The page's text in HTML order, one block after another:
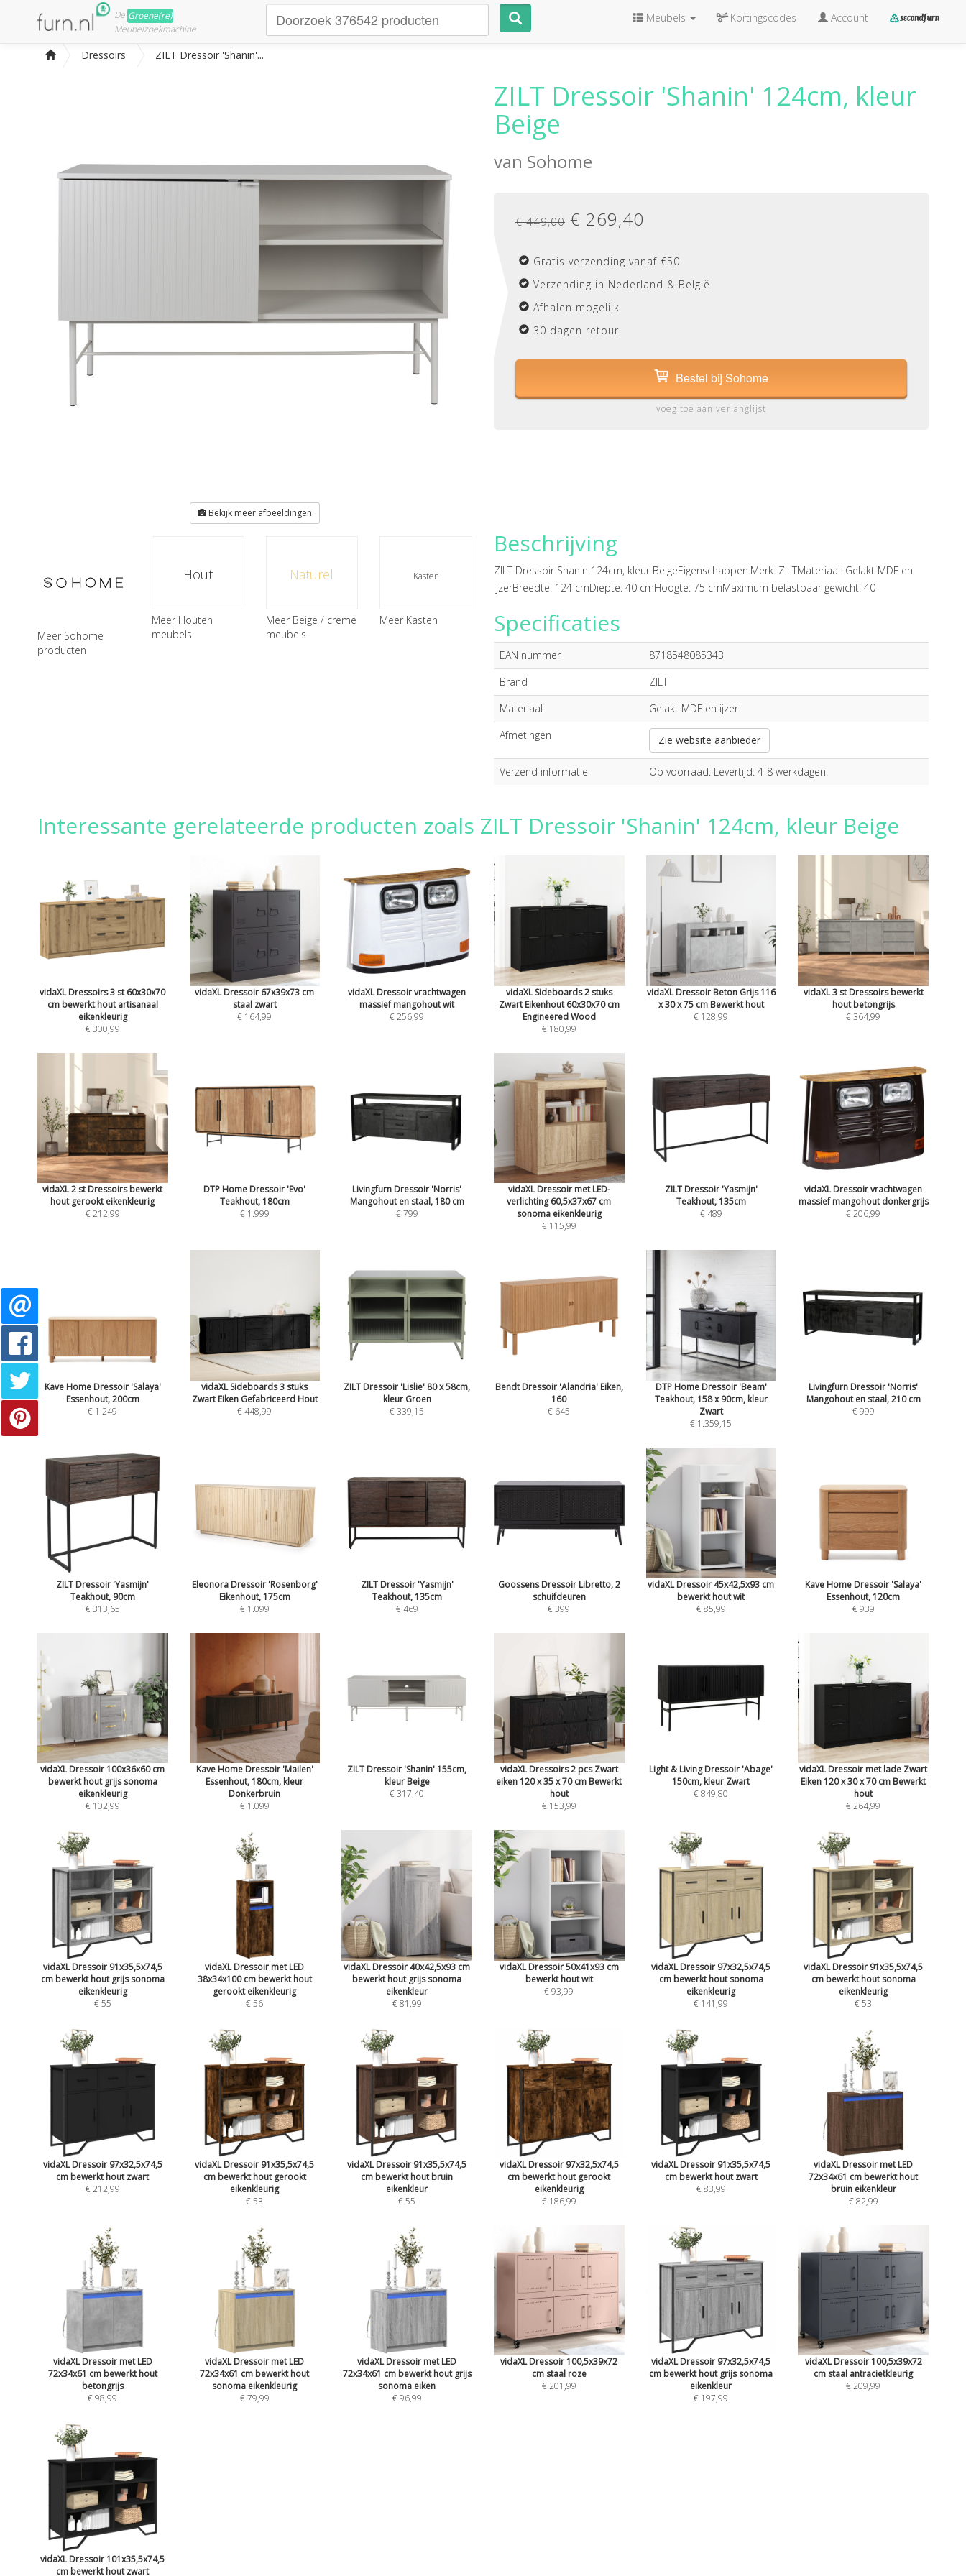
De Groene(re)
Meubelzoekmachine
Meubels Kortingscodes Account
Dressoirs ZILT Dressoir 'Shanin'...
Bekijk meer afbeeldingen
ZILT Dressoir 'Shanin' 124cm, kleur
Beige
van Sohome
€ 449,00 € 269,40
Gratis verzending vanaf €50
Verzending in Nederland & België
Afhalen mogelijk
30 dagen retour
Bestel bij Sohome
voeg toe aan verlanglijst
Meer Sohome
producten
Hout
Meer Houten
meubels
Naturel
Meer Beige / creme
meubels
Kasten
Meer Kasten
Beschrijving
ZILT Dressoir Shanin 124cm, kleur BeigeEigenschappen:Merk: ZILTMateriaal: Gelakt MDF en
ijzerBreedte: 124 cmDiepte: 40 cmHoogte: 75 cmMaximum belastbaar gewicht: 40
Specificaties
EAN nummer
8718548085343
Brand
ZILT
Materiaal
Gelakt MDF en ijzer
Afmetingen
Zie website aanbieder
Verzend informatie Op voorraad. Levertijd: 4-8 werkdagen.
Interessante gerelateerde producten zoals ZILT Dressoir 'Shanin' 124cm, kleur Beige
vidaXL Dressoirs 3 st 60x30x70
cm bewerkt hout artisanaal
eikenkleurig
€ 300,99
vidaXL Dressoir 67x39x73 cm
staal zwart
€ 164,99
vidaXL Dressoir vrachtwagen
massief mangohout wit
€ 256,99
vidaXL Sideboards 2 stuks
Zwart Eikenhout 60x30x70 cm
Engineered Wood
€ 180,99
vidaXL Dressoir Beton Grijs 116
x 30 x 75 cm Bewerkt hout
€ 128,99
vidaXL 3 st Dressoirs bewerkt
hout betongrijs
€ 364,99
vidaXL 2 st Dressoirs bewerkt
hout gerookt eikenkleurig
€ 212,99
DTP Home Dressoir 'Evo'
Teakhout, 180cm
€ 1.999
Livingfurn Dressoir 'Norris'
Mangohout en staal, 180 cm
€ 799
vidaXL Dressoir met LED-
verlichting 60,5x37x67 cm
sonoma eikenkleurig
€ 115,99
ZILT Dressoir 'Yasmijn'
Teakhout, 135cm
€ 489
vidaXL Dressoir vrachtwagen
massief mangohout donkergrijs
€ 206,99
Kave Home Dressoir 'Salaya'
Essenhout, 200cm
€ 1.249
vidaXL Sideboards 3 stuks
Zwart Eiken Gefabriceerd Hout
€ 448,99
ZILT Dressoir 'Lislie' 80 x 58cm,
kleur Groen
€ 339,15
Bendt Dressoir 'Alandria' Eiken,
160
€ 645
DTP Home Dressoir 'Beam'
Teakhout, 158 x 90cm, kleur
Zwart
€ 1.359,15
Livingfurn Dressoir 'Norris'
Mangohout en staal, 210 cm
€ 999
ZILT Dressoir 'Yasmijn'
Teakhout, 90cm
€ 313,65
Eleonora Dressoir 'Rosenborg'
Eikenhout, 175cm
€ 1.099
ZILT Dressoir 'Yasmijn'
Teakhout, 135cm
€ 469
Goossens Dressoir Libretto, 2
schuifdeuren
€ 399
vidaXL Dressoir 45x42,5x93 cm
bewerkt hout wit
€ 85,99
Kave Home Dressoir 'Salaya'
Essenhout, 120cm
€ 939
vidaXL Dressoir 100x36x60 cm
bewerkt hout grijs sonoma
eikenkleurig
€ 102,99
Kave Home Dressoir 'Mailen'
Essenhout, 180cm, kleur
Donkerbruin
€ 1.099
ZILT Dressoir 'Shanin' 155cm,
kleur Beige
€ 317,40
vidaXL Dressoirs 2 pcs Zwart
eiken 120 x 35 x 70 cm Bewerkt
hout
€ 153,99
Light & Living Dressoir 'Abage'
150cm, kleur Zwart
€ 849,80
vidaXL Dressoir met lade Zwart
Eiken 120 x 30 x 70 cm Bewerkt
hout
€ 264,99
vidaXL Dressoir 91x35,5x74,5
cm bewerkt hout grijs sonoma
eikenkleurig
€ 55
vidaXL Dressoir met LED
38x34x100 cm bewerkt hout
gerookt eikenkleurig
€ 56
vidaXL Dressoir 40x42,5x93 cm
bewerkt hout grijs sonoma
eikenkleur
€ 81,99
vidaXL Dressoir 50x41x93 cm
bewerkt hout wit
€ 93,99
vidaXL Dressoir 97x32,5x74,5
cm bewerkt hout sonoma
eikenkleurig
€ 141,99
vidaXL Dressoir 91x35,5x74,5
cm bewerkt hout sonoma
eikenkleurig
€ 53
vidaXL Dressoir 97x32,5x74,5
cm bewerkt hout zwart
€ 212,99
vidaXL Dressoir 91x35,5x74,5
cm bewerkt hout gerookt
eikenkleurig
€ 53
vidaXL Dressoir 91x35,5x74,5
cm bewerkt hout bruin
eikenkleur
€ 55
vidaXL Dressoir 97x32,5x74,5
cm bewerkt hout gerookt
eikenkleurig
€ 186,99
vidaXL Dressoir 91x35,5x74,5
cm bewerkt hout zwart
€ 83,99
vidaXL Dressoir met LED
72x34x61 cm bewerkt hout
bruin eikenkleur
€ 82,99
vidaXL Dressoir met LED
72x34x61 cm bewerkt hout
betongrijs
€ 98,99
vidaXL Dressoir met LED
72x34x61 cm bewerkt hout
sonoma eikenkleurig
€ 79,99
vidaXL Dressoir met LED
72x34x61 cm bewerkt hout grijs
sonoma eiken
€ 96,99
vidaXL Dressoir 100,5x39x72
cm staal roze
€ 201,99
vidaXL Dressoir 97x32,5x74,5
cm bewerkt hout grijs sonoma
eikenkleur
€ 197,99
vidaXL Dressoir 100,5x39x72
cm staal antracietkleurig
€ 209,99
vidaXL Dressoir 101x35,5x74,5
cm bewerkt hout zwart